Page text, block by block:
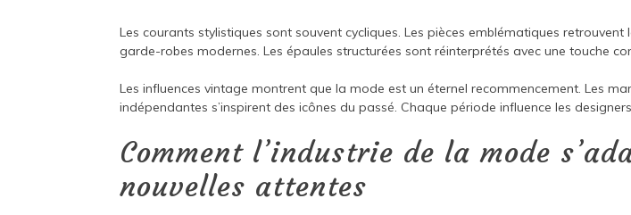
Les courants stylistiques sont souvent cycliques. Les pièces emblématiques retrouvent
garde-robes modernes. Les épaules structurées sont réinterprétés avec une touche
Les influences vintage montrent que la mode est un éternel recommencement. Les
indépendantes s’inspirent des icônes du passé. Chaque période influence les
Comment l’industrie de la mode
nouvelles attentes